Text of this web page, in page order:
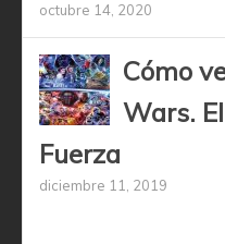
octubre 14, 2020
Cómo
Wars.
Fuerza
diciembre 11, 2019